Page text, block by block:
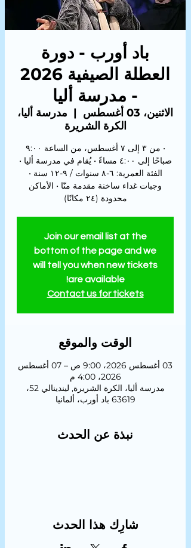
باد أورب - دورة
العطلة الصيفية 2026
- مدرسة أليا
الاثنين، 03 أغسطس
  |
مدرسة أليا،
الكرة الشريرة
• من ٣ إلى ٧ أغسطس، من الساعة ٩:٠٠
صباحًا إلى ٤:٠٠ مساءً • يُقام في مدرسة أليا •
الفئة العمرية: ٦-٨ سنوات / ٩-١٢ سنة •
وجبات غداء ساخنة مقدمة منّا • الأماكن
محدودة (٢٤ مكانًا)
Join our email list at the
bottom of the page and we
will tell you when new tickets
are available!
Contact us for tickets
الوقت والموقع
03 أغسطس 2026، 9:00 ص – 07 أغسطس
2026، 4:00 م
مدرسة أليا، الكرة الشريرة, ليندينالي 52،
63619 باد أورب، ألمانيا
نبذة عن الحدث
شارِك هذا الحدث